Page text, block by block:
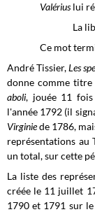
Valériuslui
La
Ce mot
André Tissier,Les
donne comme titre
aboli, jouée 11
l'année 1792 (il
Virginiede 1786,
représentations au
un total, sur cette
La liste des
créée le 11 juillet
1790 et 1791 sur